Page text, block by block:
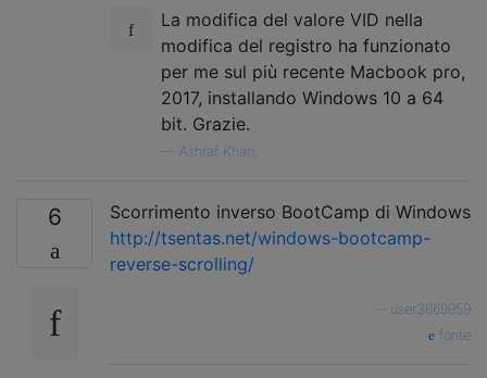
La modifica del valore VID nella
modifica del registro ha funzionato
per me sul più recente Macbook pro,
2017, installando Windows 10 a 64
bit. Grazie.
Ashraf Khan,
6
Scorrimento inverso BootCamp di Windows
http://tsentas.net/windows-bootcamp-
reverse-scrolling/
user3669959
fonte